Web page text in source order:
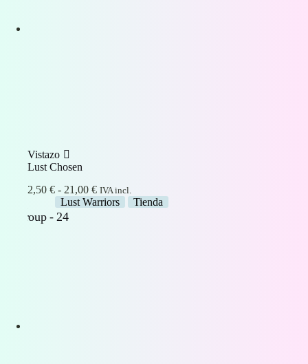
Vistazo
Lust Chosen
2,50 € - 21,00 €Rango
de
IVA incl.
Lust Warriors Tienda